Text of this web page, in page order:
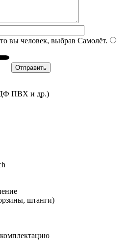
вы человек, выбрав Самолёт.
ПВХ и др.)
штанги)
комплектацию